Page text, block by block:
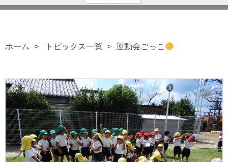
ホーム トピックス一覧 運動会ごっこ